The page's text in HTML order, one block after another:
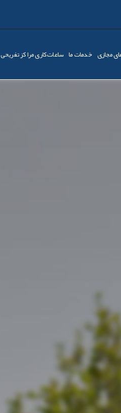
مجازی خدمات ما ساعات‌کاری مراکز تفریحی